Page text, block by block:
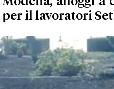
per il lavoratori